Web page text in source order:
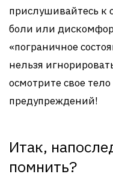
прислушивайтесь к
боли или
«пограничное
нельзя
осмотрите свое
предупреждений!
Итак,
помнить?